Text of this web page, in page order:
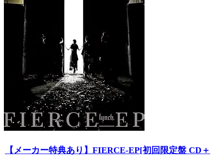
【メーカー特典あり】FIERCE-EP[初回限定盤 CD＋